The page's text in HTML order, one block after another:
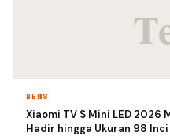
NEWS
Xiaomi TV S Mini LED 2026
Hadir hingga Ukuran 98 Inci